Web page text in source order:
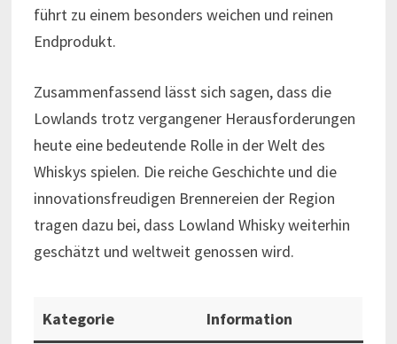
führt zu einem besonders weichen und reinen
Endprodukt.
Zusammenfassend lässt sich sagen, dass die
Lowlands trotz vergangener Herausforderungen
heute eine bedeutende Rolle in der Welt des
Whiskys spielen. Die reiche Geschichte und die
innovationsfreudigen Brennereien der Region
tragen dazu bei, dass Lowland Whisky weiterhin
geschätzt und weltweit genossen wird.
Kategorie Information